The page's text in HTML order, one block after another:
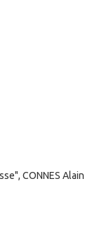
CONNES Alain